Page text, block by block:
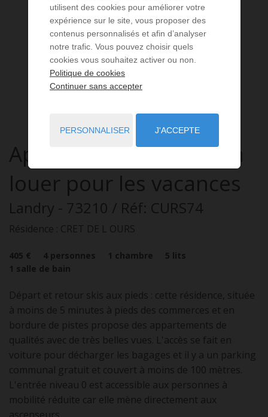
Appartement2 pièces
à
louer pour les vacances
Landry - 73210 / Réf: CURS74
Résidence : CRET DE L OURS
405 € 4 personnes 1 chambre 5 lits
1 salle de bain
Départ et retour skis aux pieds : cette résidence, située
à moins de 5 minutes à pieds des commerces et en
bordure de pistes propose des appartements de
qualités avec de très belles vues. L'accès se fait en
voiture pour décharger les bagages et il y a un parking
communal gratuit et couvert à moins de 100 mètres.
L'entrée niveau 0 est accessible aux personnes à
mobilité réduite car elle mène directement aux
utilisent des cookies pour améliorer votre
expérience sur le site, vous proposer des
contenus personnalisés et afin d’analyser
notre trafic. Vous pouvez choisir quels
cookies vous souhaitez activer ou non.
Politique de cookies
Continuer sans accepter
PERSONNALISER J'ACCEPTE